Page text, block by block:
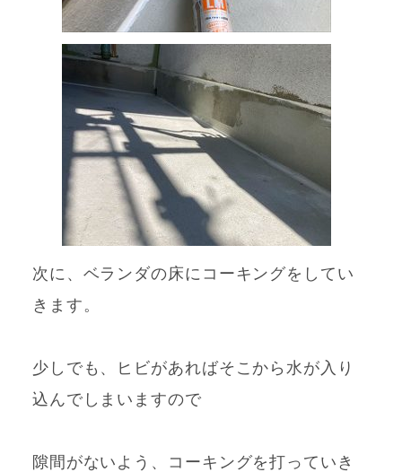
次に、ベランダの床にコーキングをしてい
きます。
少しでも、ヒビがあればそこから水が入り
込んでしまいますので
隙間がないよう、コーキングを打っていき